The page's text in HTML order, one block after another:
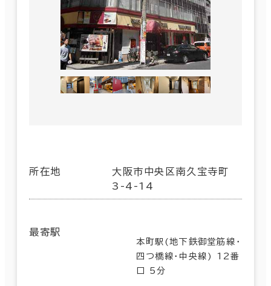
所在地
大阪市中央区南久宝寺町
3-4-14
最寄駅
本町駅(地下鉄御堂筋線･
四つ橋線･中央線) 12番
口 5分